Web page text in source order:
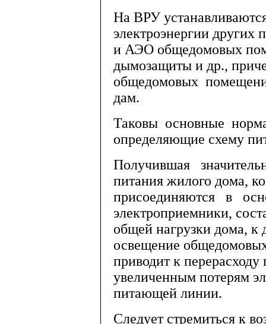
На ВРУ
электроэнергии других
и АЭО общедомовых
дымозащиты и др.,
общедомовых
дам.
Таковы основные
определяющие схему
Получившая
питания жилого дома,
присоединяются в
электроприемники,
общей нагрузки дома, к
освещение
приводит к перерасходу
увеличенным потерям
питающей линии.
Следует стремиться к